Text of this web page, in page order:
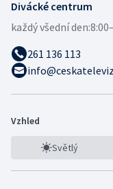
Divácké centrum
každý všední den:
261 136 113
Vzhled
Světlý